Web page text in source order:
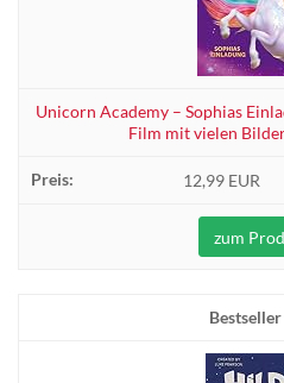
Unicorn Academy – Sophias
Film mit vielen
12,99 EUR
zum